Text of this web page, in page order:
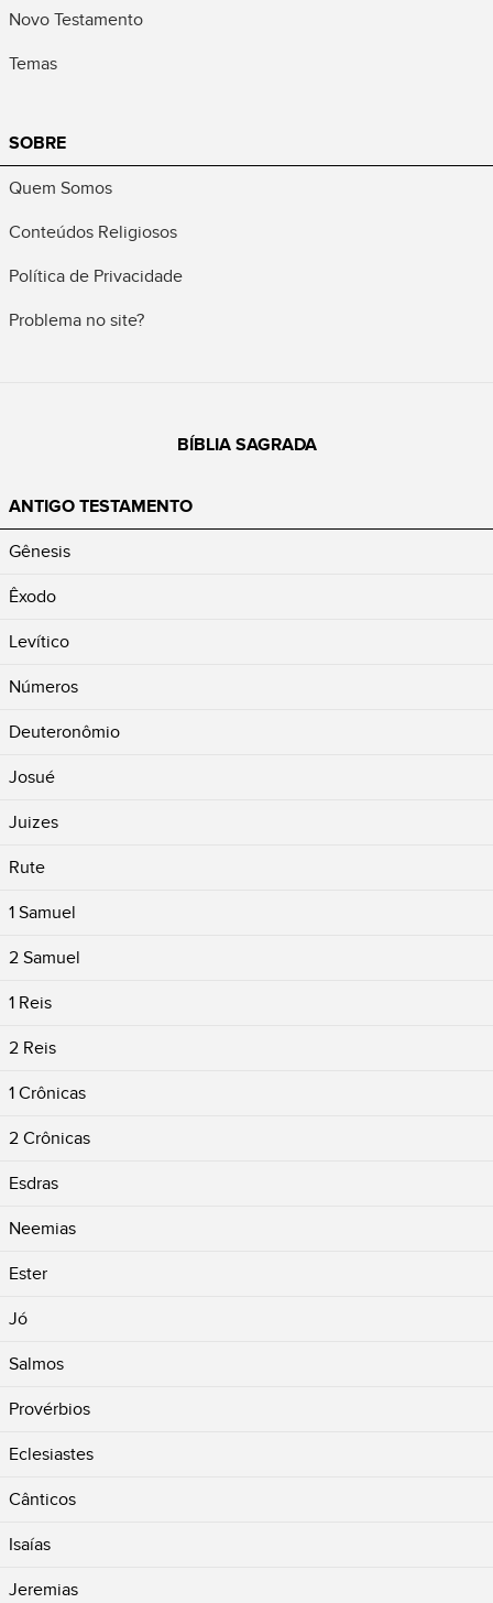
Novo Testamento
Temas
SOBRE
Quem Somos
Conteúdos Religiosos
Política de Privacidade
Problema no site?
BÍBLIA SAGRADA
ANTIGO TESTAMENTO
Gênesis
Êxodo
Levítico
Números
Deuteronômio
Josué
Juizes
Rute
1 Samuel
2 Samuel
1 Reis
2 Reis
1 Crônicas
2 Crônicas
Esdras
Neemias
Ester
Jó
Salmos
Provérbios
Eclesiastes
Cânticos
Isaías
Jeremias